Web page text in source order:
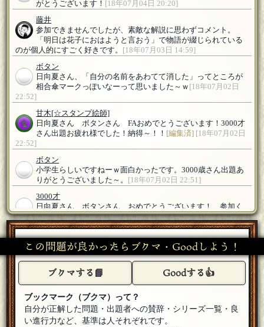
がとうございます！ [18年07月04日 20:20]
藤井
参加できませんでしたが、素敵な解説に思わずコメント。
「明日は花子におはようと言おう」で物語が綴じられている
のが個人的にすごく好きです。
[18年07月03日 14:59]
ボタン
日向夏さん、「自分の名前をあわてて消した」ってところが
相合傘マークっぽいなーって思いました～ｗ [18年07月02日
22:52]
甘木 [☆スタンプ絵師]
日向夏さん ボタンさん FAおめでとうございます！3000才
さん出題お疲れ様でした！納得～！！ [編集済] [18年07月02日
22:52]
ボタン
小学生らしいですねーｗ面白かったです。3000歳さん出題あ
りがとうございました～。
[18年07月02日 22:51]
3000才
日向夏さん、ボタンさん、おめでとうございます！ 参加く
ださった皆様、どうもありがとうございます！[18年07月02日
22:50]
日向夏
ボタンさんの質問が素晴らしくて乗っかかってしまいまし
た。ボタンさんFAおめです。3000才さん出題ありがとうござ
いました。[18年07月02日 22:50]
3000才さん出題ありがとうございました！ボタンさん日向夏
さんFAおめでとうございます！[18年07月02日 22:49]
この問題が良かったらブクマ・Goodしよう！
ブクマする📘 Goodする👍
ブックマーク（ブクマ）って？
自分が正解した問題・出題者への賛辞・シリーズ一覧・良
い進行力など、基準は人それぞれです。